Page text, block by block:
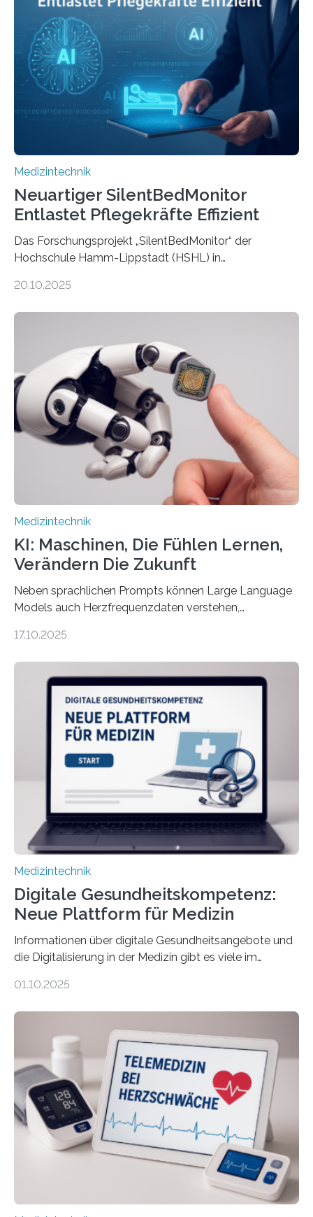
Medizintechnik
Neuartiger SilentBedMonitor
Entlastet Pflegekräfte Effizient
Das Forschungsprojekt „SilentBedMonitor“ der
Hochschule Hamm-Lippstadt (HSHL) in
auf Personen ab, die bettlägerig sind oder in ihrer
Entwicklung der Sensorik und Datenübertragung. Die
HSHL verantwortet die wissenschaftliche Begleitung
sowie die KI-gestützte Datenauswertung. Das Ziel ist
die Entwicklung eines berührungslosen
Assistenzsystems, das den Zustand der Person
kontinuierlich erfasst, pflegende Personen unterstützt
und in Notfällen selbstständig Alarm schlägt. „Die Idee
20.10.2025
Medizintechnik
KI: Maschinen, Die Fühlen Lernen,
Verändern Die Zukunft
Neben sprachlichen Prompts können Large Language
Models auch Herzfrequenzdaten verstehen,
haben Dr. Morris Gellisch, ehemals an der Ruhr-
und Boris Burr von der Ruhr-Universität Bochum in
einem Experiment nachgewiesen. Sie entwickelten
dafür eine technische Schnittstelle, über die
physiologische Daten in Echtzeit an das Sprachmodell
übermittelt werden können. Die Künstliche Intelligenz
kann dadurch auch die Sprache des Körpers
einbeziehen, auf die Menschen keinen bewussten
Einfluss nehmen. Das eröffnet…
17.10.2025
Medizintechnik
Digitale Gesundheitskompetenz:
Neue Plattform für Medizin
Informationen über digitale Gesundheitsangebote und
die Digitalisierung in der Medizin gibt es viele im
seriösen und wissenschaftlich abgesicherten Inhalten?
Forscherinnen der Technischen Universität Dresden
(TUD) richtet sich das Portal sowohl an Patientinnen
und Patienten, aber ebenso an medizinisches
Fachpersonal. Für all diese Zielgruppen bietet sie
speziell zugeschnittene Informationen, um deren
digitale Gesundheitskompetenz zu steigern. MiHUBx ist
01.10.2025